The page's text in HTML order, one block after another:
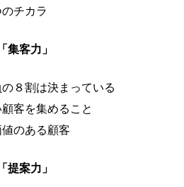
チカラ
集客力」
８割は決まっている
客を集めること
のある顧客
提案力」